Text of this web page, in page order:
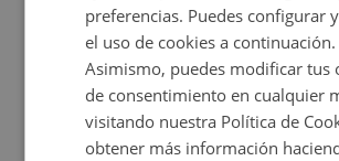
preferencias. Puedes configurar
el uso de cookies a continuación.
Asimismo, puedes modificar tus
de consentimiento en cualquier
visitando nuestra Política de
obtener más información